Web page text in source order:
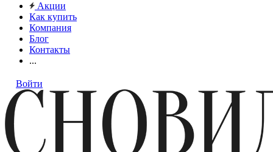
Акции
Как купить
Компания
Блог
Контакты
...
Войти